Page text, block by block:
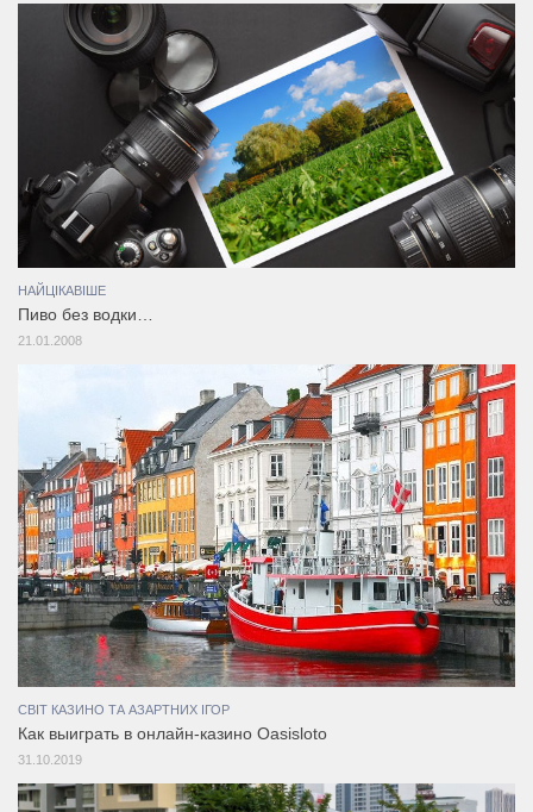
НАЙЦІКАВІШЕ
Пиво без водки…
21.01.2008
СВІТ КАЗИНО ТА АЗАРТНИХ ІГОР
Как выиграть в онлайн-казино Oasisloto
31.10.2019